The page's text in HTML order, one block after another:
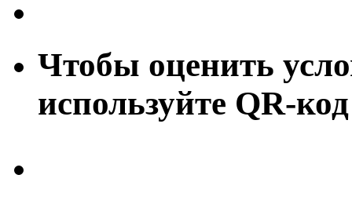
Чтобы оценить
используйте QR-код